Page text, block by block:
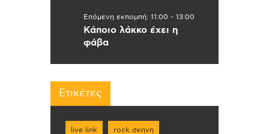
Επόμενη εκπομπή: 11:00 - 13:00
Κάποιο λάκκο έχει η
φάβα
Ετικέτες
live link rock σκηνη